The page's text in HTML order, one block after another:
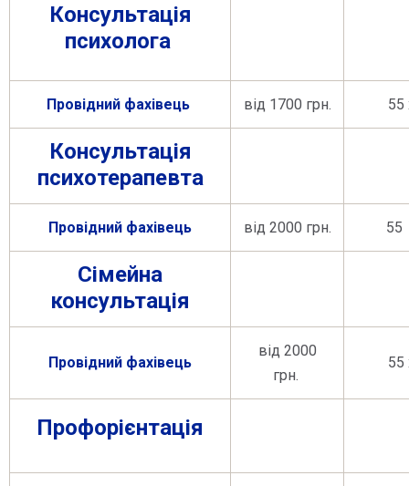
Консультація
психолога
Провідний фахівець від 1700 грн. 55
Консультація
психотерапевта
Провідний фахівець від 2000 грн. 55
Сімейна
консультація
Провідний фахівець
від 2000
грн.
55
Профорієнтація